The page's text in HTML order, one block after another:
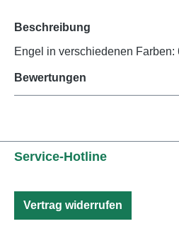
Beschreibung
Engel in verschiedenen Farben:
Bewertungen
Service-Hotline
Vertrag widerrufen